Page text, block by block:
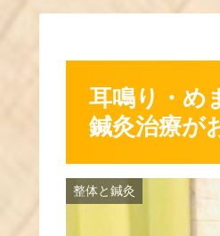
耳鳴り・め
鍼灸治療が
整体と鍼灸